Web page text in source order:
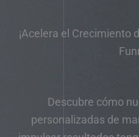
¡Acelera el Crecimiento
Descubre cómo
personalizadas de